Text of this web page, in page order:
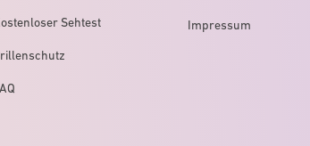
Sehtest Impressum